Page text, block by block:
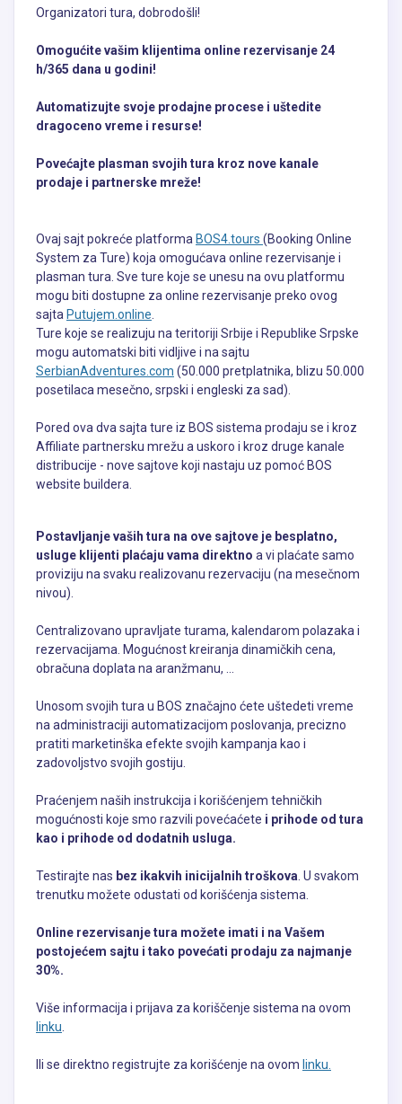
Organizatori tura, dobrodošli!
Omogućite vašim klijentima online rezervisanje 24
h/365 dana u godini!
Automatizujte svoje prodajne procese i uštedite
dragoceno vreme i resurse!
Povećajte plasman svojih tura kroz nove kanale
prodaje i partnerske mreže!
Ovaj sajt pokreće platforma BOS4.tours (Booking Online
System za Ture) koja omogućava online rezervisanje i
plasman tura. Sve ture koje se unesu na ovu platformu
mogu biti dostupne za online rezervisanje preko ovog
sajta Putujem.online.
Ture koje se realizuju na teritoriji Srbije i Republike Srpske
mogu automatski biti vidljive i na sajtu
SerbianAdventures.com (50.000 pretplatnika, blizu 50.000
posetilaca mesečno, srpski i engleski za sad).
Pored ova dva sajta ture iz BOS sistema prodaju se i kroz
Affiliate partnersku mrežu a uskoro i kroz druge kanale
distribucije - nove sajtove koji nastaju uz pomoć BOS
website buildera.
Postavljanje vaših tura na ove sajtove je besplatno,
usluge klijenti plaćaju vama direktno a vi plaćate samo
proviziju na svaku realizovanu rezervaciju (na mesečnom
nivou).
Centralizovano upravljate turama, kalendarom polazaka i
rezervacijama. Mogućnost kreiranja dinamičkih cena,
obračuna doplata na aranžmanu, ...
Unosom svojih tura u BOS značajno ćete uštedeti vreme
na administraciji automatizacijom poslovanja, precizno
pratiti marketinška efekte svojih kampanja kao i
zadovoljstvo svojih gostiju.
Praćenjem naših instrukcija i korišćenjem tehničkih
mogućnosti koje smo razvili povećaćete i prihode od tura
kao i prihode od dodatnih usluga.
Testirajte nas bez ikakvih inicijalnih troškova. U svakom
trenutku možete odustati od korišćenja sistema.
Online rezervisanje tura možete imati i na Vašem
postojećem sajtu i tako povećati prodaju za najmanje
30%.
Više informacija i prijava za koriščenje sistema na ovom
linku.
Ili se direktno registrujte za korišćenje na ovom linku.